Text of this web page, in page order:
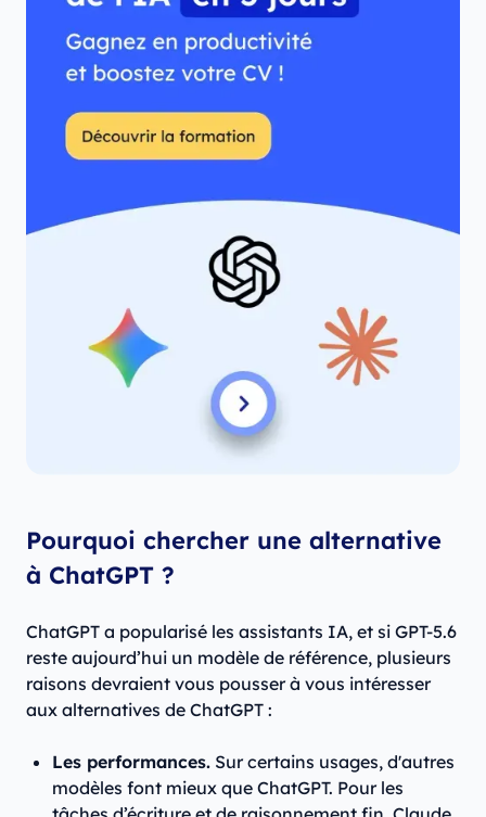
Pourquoi chercher une alternative
à ChatGPT ?
ChatGPT a popularisé les assistants IA, et si GPT-5.6
reste aujourd’hui un modèle de référence, plusieurs
raisons devraient vous pousser à vous intéresser
aux alternatives de ChatGPT :
Les performances. Sur certains usages, d'autres
modèles font mieux que ChatGPT. Pour les